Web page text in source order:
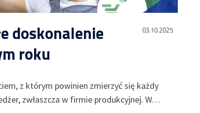
doskonalenie
roku
03.10.2025
z którym powinien zmierzyć się każdy
zwłaszcza w firmie produkcyjnej. W…